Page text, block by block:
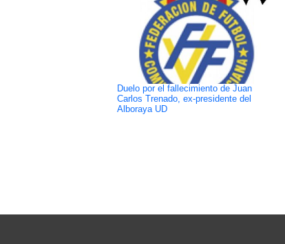
Duelo por el fallecimiento de Juan
Carlos Trenado, ex-presidente del
Alboraya UD